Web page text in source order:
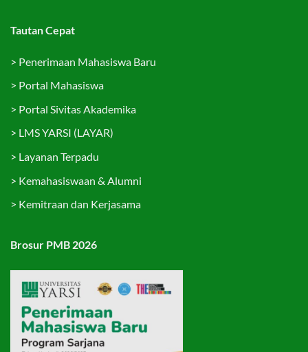
Tautan Cepat
> Penerimaan Mahasiswa Baru
> Portal Mahasiswa
> Portal Sivitas Akademika
> LMS YARSI (LAYAR)
> Layanan Terpadu
> Kemahasiswaan & Alumni
> Kemitraan dan Kerjasama
Brosur PMB 2026